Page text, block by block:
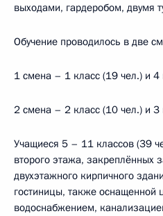
выходами, гардеробом, двумя
Обучение проводилось в две
1 смена – 1 класс (19 чел.) и 4
2 смена – 2 класс (10 чел.) и 3
Учащиеся 5 – 11 классов (39
второго этажа, закреплённых
двухэтажного кирпичного
гостиницы, также оснащенной
водоснабжением,